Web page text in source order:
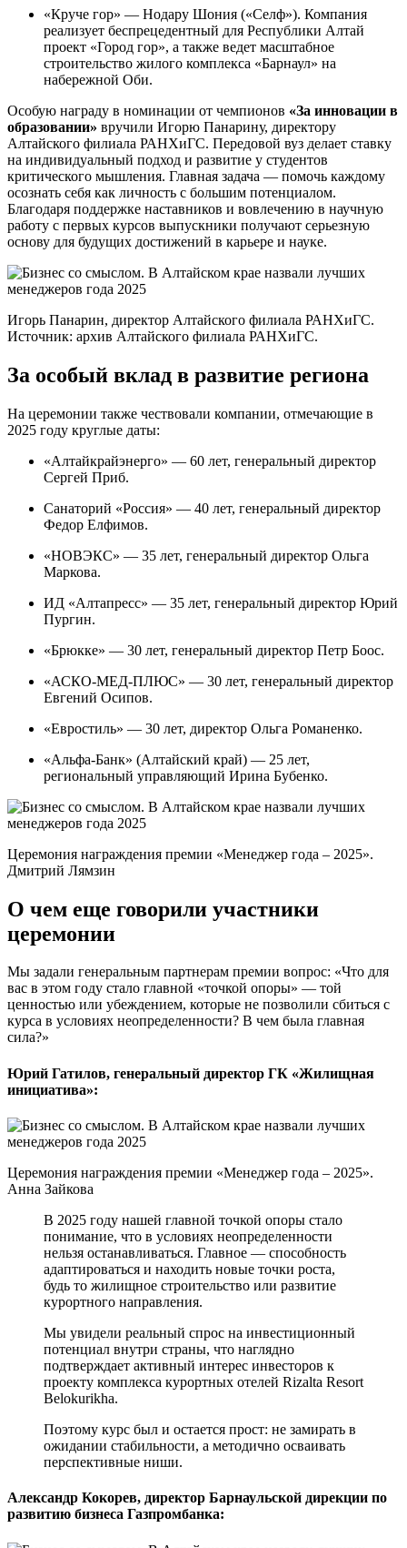
«Круче гор» — Нодару Шония («Селф»). Компания
реализует беспрецедентный для Республики Алтай
проект «Город гор», а также ведет масштабное
строительство жилого комплекса «Барнаул» на
набережной Оби.
Особую награду в номинации от чемпионов «За инновации в
образовании» вручили Игорю Панарину, директору
Алтайского филиала РАНХиГС. Передовой вуз делает ставку
на индивидуальный подход и развитие у студентов
критического мышления. Главная задача — помочь каждому
осознать себя как личность с большим потенциалом.
Благодаря поддержке наставников и вовлечению в научную
работу с первых курсов выпускники получают серьезную
основу для будущих достижений в карьере и науке.
Игорь Панарин, директор Алтайского филиала РАНХиГС.
Источник: архив Алтайского филиала РАНХиГС.
За особый вклад в развитие региона
На церемонии также чествовали компании, отмечающие в
2025 году круглые даты:
«Алтайкрайэнерго» — 60 лет, генеральный директор
Сергей Приб.
Санаторий «Россия» — 40 лет, генеральный директор
Федор Елфимов.
«НОВЭКС» — 35 лет, генеральный директор Ольга
Маркова.
ИД «Алтапресс» — 35 лет, генеральный директор Юрий
Пургин.
«Брюкке» — 30 лет, генеральный директор Петр Боос.
«АСКО-МЕД-ПЛЮС» — 30 лет, генеральный директор
Евгений Осипов.
«Евростиль» — 30 лет, директор Ольга Романенко.
«Альфа-Банк» (Алтайский край) — 25 лет,
региональный управляющий Ирина Бубенко.
Церемония награждения премии «Менеджер года – 2025».
Дмитрий Лямзин
О чем еще говорили участники
церемонии
Мы задали генеральным партнерам премии вопрос: «Что для
вас в этом году стало главной «точкой опоры» — той
ценностью или убеждением, которые не позволили сбиться с
курса в условиях неопределенности? В чем была главная
сила?»
Юрий Гатилов, генеральный директор ГК «Жилищная
инициатива»:
Церемония награждения премии «Менеджер года – 2025».
Анна Зайкова
В 2025 году нашей главной точкой опоры стало
понимание, что в условиях неопределенности
нельзя останавливаться. Главное — способность
адаптироваться и находить новые точки роста,
будь то жилищное строительство или развитие
курортного направления.
Мы увидели реальный спрос на инвестиционный
потенциал внутри страны, что наглядно
подтверждает активный интерес инвесторов к
проекту комплекса курортных отелей Rizalta Resort
Belokurikha.
Поэтому курс был и остается прост: не замирать в
ожидании стабильности, а методично осваивать
перспективные ниши.
Александр Кокорев, директор Барнаульской дирекции по
развитию бизнеса Газпромбанка: